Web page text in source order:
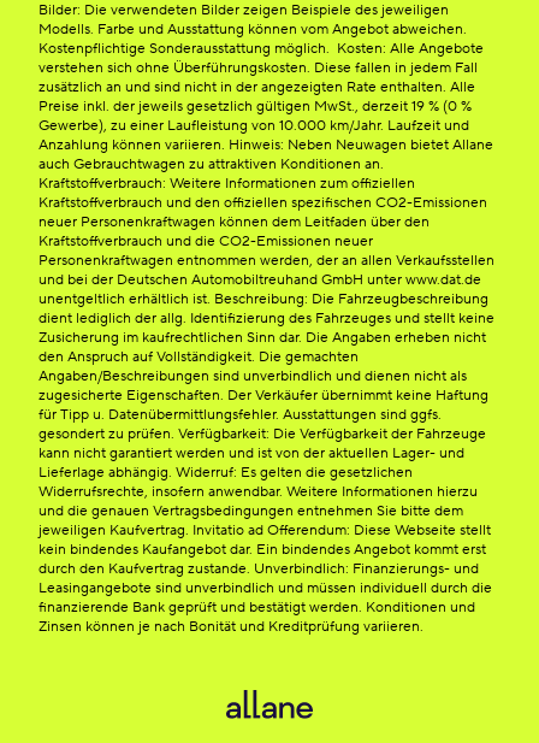
Bilder: Die verwendeten Bilder zeigen Beispiele des jeweiligen
Modells. Farbe und Ausstattung können vom Angebot abweichen.
Kostenpflichtige Sonderausstattung möglich. Kosten: Alle Angebote
verstehen sich ohne Überführungskosten. Diese fallen in jedem Fall
zusätzlich an und sind nicht in der angezeigten Rate enthalten. Alle
Preise inkl. der jeweils gesetzlich gültigen MwSt., derzeit 19 % (0 %
Gewerbe), zu einer Laufleistung von 10.000 km/Jahr. Laufzeit und
Anzahlung können variieren. Hinweis: Neben Neuwagen bietet Allane
auch Gebrauchtwagen zu attraktiven Konditionen an.
Kraftstoffverbrauch: Weitere Informationen zum offiziellen
Kraftstoffverbrauch und den offiziellen spezifischen CO2-Emissionen
neuer Personenkraftwagen können dem Leitfaden über den
Kraftstoffverbrauch und die CO2-Emissionen neuer
Personenkraftwagen entnommen werden, der an allen Verkaufsstellen
und bei der Deutschen Automobiltreuhand GmbH unter www.dat.de
unentgeltlich erhältlich ist. Beschreibung: Die Fahrzeugbeschreibung
dient lediglich der allg. Identifizierung des Fahrzeuges und stellt keine
Zusicherung im kaufrechtlichen Sinn dar. Die Angaben erheben nicht
den Anspruch auf Vollständigkeit. Die gemachten
Angaben/Beschreibungen sind unverbindlich und dienen nicht als
zugesicherte Eigenschaften. Der Verkäufer übernimmt keine Haftung
für Tipp u. Datenübermittlungsfehler. Ausstattungen sind ggfs.
gesondert zu prüfen. Verfügbarkeit: Die Verfügbarkeit der Fahrzeuge
kann nicht garantiert werden und ist von der aktuellen Lager- und
Lieferlage abhängig. Widerruf: Es gelten die gesetzlichen
Widerrufsrechte, insofern anwendbar. Weitere Informationen hierzu
und die genauen Vertragsbedingungen entnehmen Sie bitte dem
jeweiligen Kaufvertrag. Invitatio ad Offerendum: Diese Webseite stellt
kein bindendes Kaufangebot dar. Ein bindendes Angebot kommt erst
durch den Kaufvertrag zustande. Unverbindlich: Finanzierungs- und
Leasingangebote sind unverbindlich und müssen individuell durch die
finanzierende Bank geprüft und bestätigt werden. Konditionen und
Zinsen können je nach Bonität und Kreditprüfung variieren.